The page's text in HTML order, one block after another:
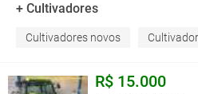
+ Cultivadores
Cultivadores novos
R$ 15.000